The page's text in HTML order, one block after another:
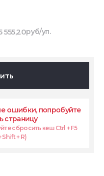
555,20руб/уп.
ошибки, попробуйте
страницу
сбросить кеш Ctrl + F5
+ R)